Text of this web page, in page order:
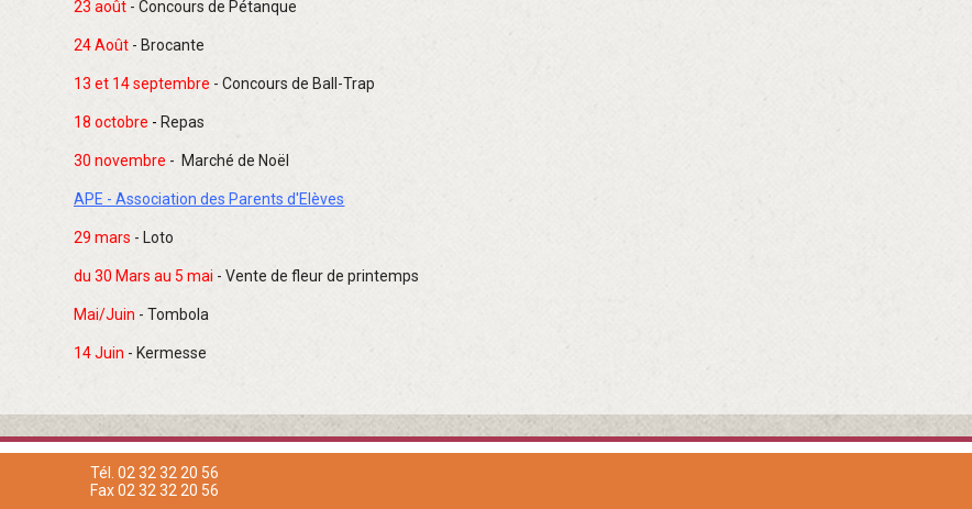
23 août - Concours de Pétanque
24 Août - Brocante
13 et 14 septembre - Concours de Ball-Trap
18 octobre - Repas
30 novembre - Marché de Noël
APE - Association des Parents d'Elèves
29 mars - Loto
du 30 Mars au 5 mai - Vente de fleur de printemps
Mai/Juin - Tombola
14 Juin - Kermesse
Tél. 02 32 32 20 56
Fax 02 32 32 20 56